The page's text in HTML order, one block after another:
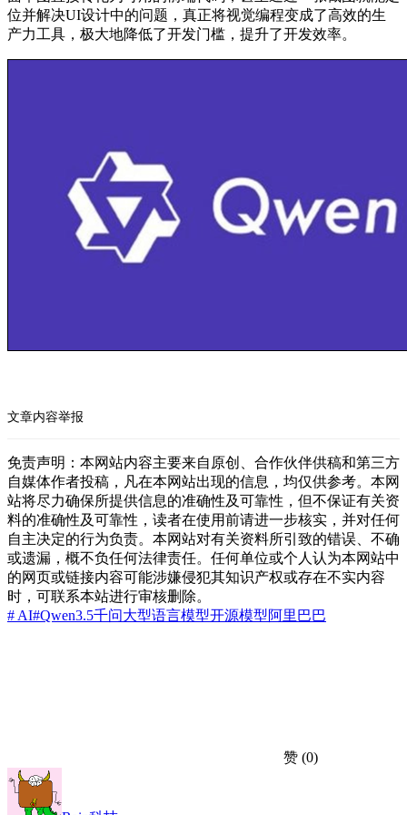
位并解决UI设计中的问题，真正将视觉编程变成了高效的生
产力工具，极大地降低了开发门槛，提升了开发效率。
文章内容举报
免责声明：本网站内容主要来自原创、合作伙伴供稿和第三方
自媒体作者投稿，凡在本网站出现的信息，均仅供参考。本网
站将尽力确保所提供信息的准确性及可靠性，但不保证有关资
料的准确性及可靠性，读者在使用前请进一步核实，并对任何
自主决定的行为负责。本网站对有关资料所引致的错误、不确
或遗漏，概不负任何法律责任。任何单位或个人认为本网站中
的网页或链接内容可能涉嫌侵犯其知识产权或存在不实内容
时，可联系本站进行审核删除。
# AI#Qwen3.5千问大型语言模型开源模型阿里巴巴
赞 (0)